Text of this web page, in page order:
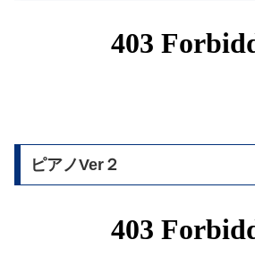
ピアノVer２